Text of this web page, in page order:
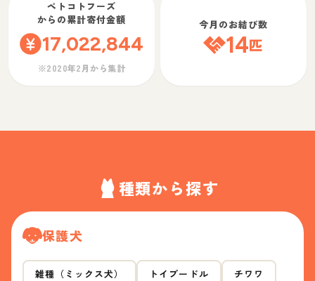
ペトコトフーズ
からの累計寄付金額
17,022,844
※2020年2月から集計
今月のお結び数
14匹
種類から探す
保護犬
雑種（ミックス犬） トイプードル チワワ